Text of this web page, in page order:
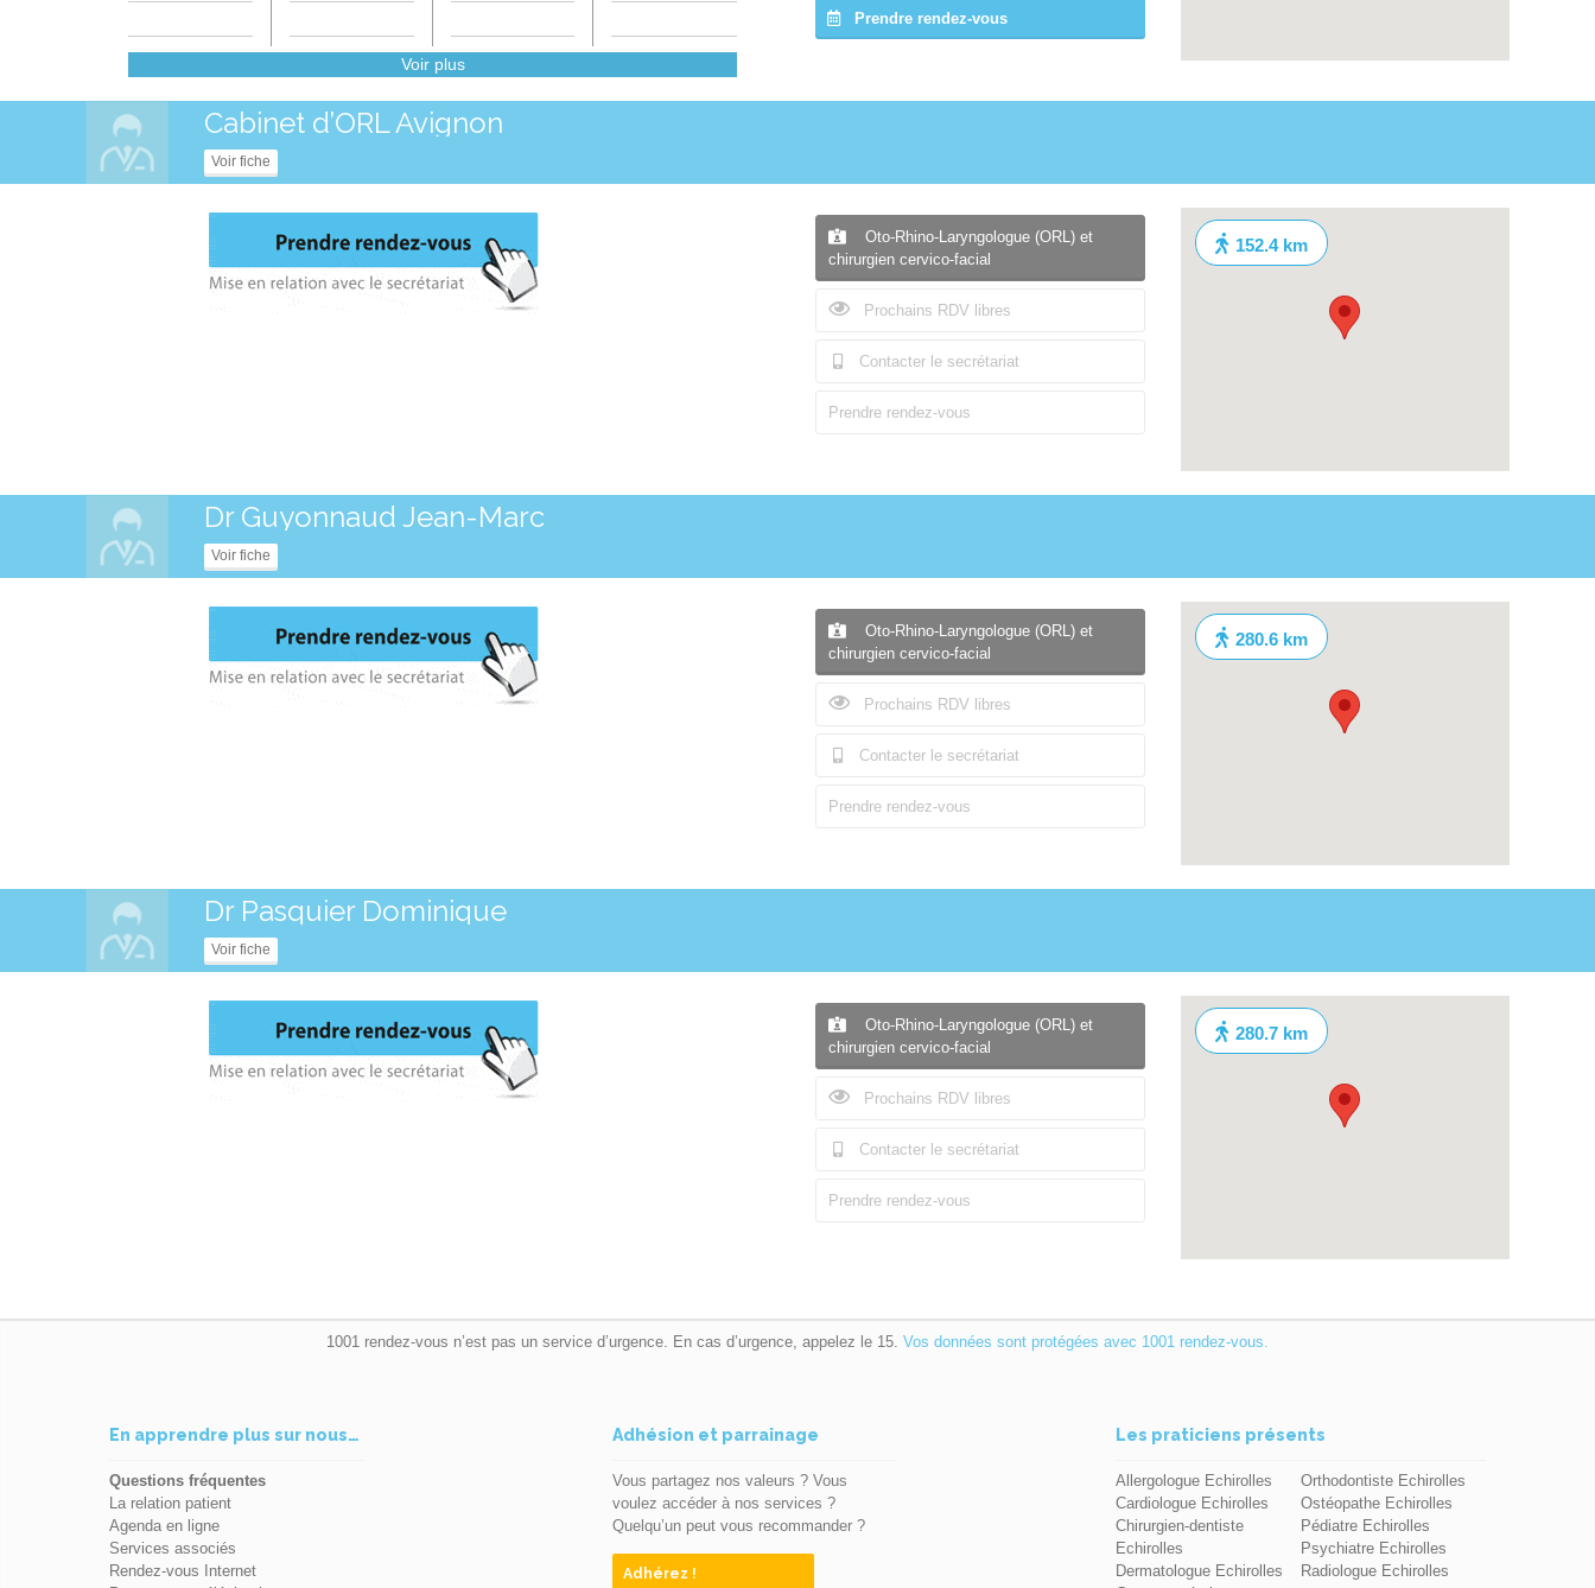
Voir plus
Prendre rendez-vous
Cabinet d’ORL Avignon
Voir fiche
Oto-Rhino-Laryngologue (ORL) et
chirurgien cervico-facial
Prochains RDV libres
Contacter le secrétariat
Prendre rendez-vous
152.4 km
Dr Guyonnaud Jean-Marc
Voir fiche
Oto-Rhino-Laryngologue (ORL) et
chirurgien cervico-facial
Prochains RDV libres
Contacter le secrétariat
Prendre rendez-vous
280.6 km
Dr Pasquier Dominique
Voir fiche
Oto-Rhino-Laryngologue (ORL) et
chirurgien cervico-facial
Prochains RDV libres
Contacter le secrétariat
Prendre rendez-vous
280.7 km
1001 rendez-vous n’est pas un service d’urgence. En cas d’urgence, appelez le 15. Vos données sont protégées avec 1001 rendez-vous.
En apprendre plus sur nous…
Questions fréquentes
La relation patient
Agenda en ligne
Services associés
Rendez-vous Internet
Adhésion et parrainage
Vous partagez nos valeurs ? Vous
voulez accéder à nos services ?
Quelqu’un peut vous recommander ?
Adhérez !
Les praticiens présents
Allergologue Echirolles
Cardiologue Echirolles
Chirurgien-dentiste
Echirolles
Dermatologue Echirolles
Orthodontiste Echirolles
Ostéopathe Echirolles
Pédiatre Echirolles
Psychiatre Echirolles
Radiologue Echirolles